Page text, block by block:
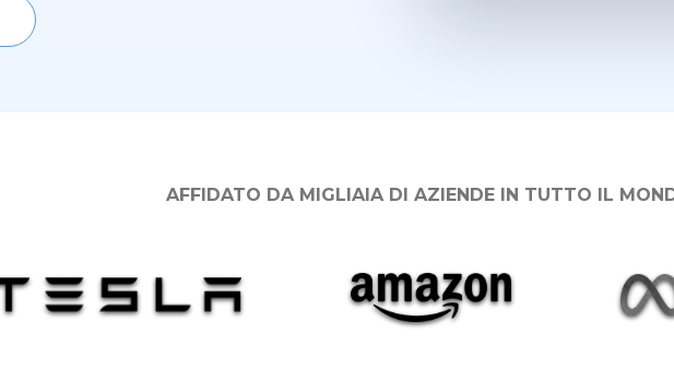
AFFIDATO DA MIGLIAIA DI AZIENDE IN TUTTO IL